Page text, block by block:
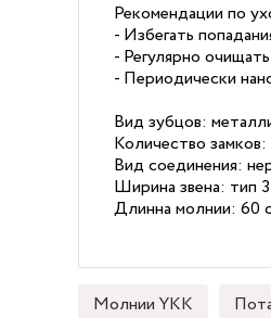
Рекомендации по
- Избегать
- Регулярно
- Периодически
Вид зубцов:
Количество замков:
Вид соединения:
Ширина звена: тип
Длинна молнии: 60
Молнии YKK